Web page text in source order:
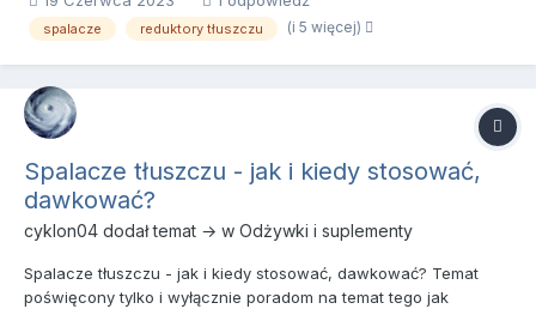
Posiadam yohimbine hcl, ale polecono mi abym brała 2 tygodnie
na czczo (rano i przed treningiem po 1 kapsułce 10 mg) i dwa...
spalacze reduktory tłuszczu (i 5 więcej)
Spalacze tłuszczu - jak i kiedy stosować,
dawkować?
cyklon04 dodał temat → w Odżywki i suplementy
Spalacze tłuszczu - jak i kiedy stosować, dawkować? Temat
poświęcony tylko i wyłącznie poradom na temat tego jak